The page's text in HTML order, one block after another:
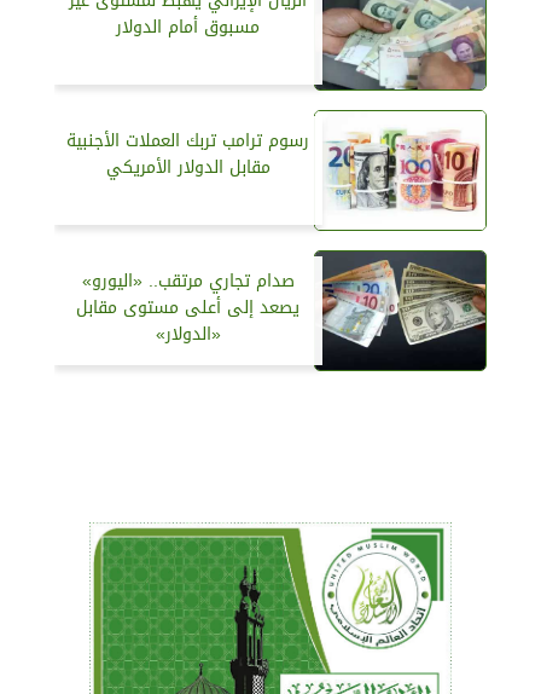
مسبوق أمام الدولار
رسوم ترامب تربك العملات الأجنبية
مقابل الدولار الأمريكي
صدام تجاري مرتقب.. «اليورو»
يصعد إلى أعلى مستوى مقابل
«الدولار»